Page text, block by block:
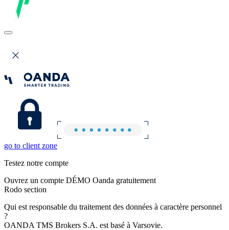
go to client zone
Testez notre compte
Ouvrez un compte DÉMO Oanda gratuitement
Rodo section
Qui est responsable du traitement des données à caractère personnel
?
OANDA TMS Brokers S.A. est basé à Varsovie.